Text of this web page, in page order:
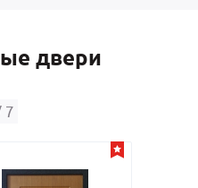
двери
7